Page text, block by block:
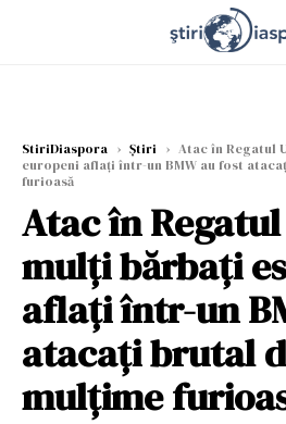
StiriDiaspora › Știri › Atac în Regatul
europeni aflați într-un BMW au fost
furioasă
Atac în
mulți bărbați
aflați într-un
atacați brutal
mulțime